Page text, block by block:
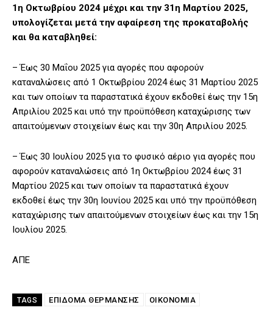
1η Οκτωβρίου 2024 μέχρι και την 31η Μαρτίου 2025,
υπολογίζεται μετά την αφαίρεση της προκαταβολής
και θα καταβληθεί:
– Έως 30 Μαΐου 2025 για αγορές που αφορούν
καταναλώσεις από 1 Οκτωβρίου 2024 έως 31 Μαρτίου 2025
και των οποίων τα παραστατικά έχουν εκδοθεί έως την 15η
Απριλίου 2025 και υπό την προϋπόθεση καταχώρισης των
απαιτούμενων στοιχείων έως και την 30η Απριλίου 2025.
– Έως 30 Ιουλίου 2025 για το φυσικό αέριο για αγορές που
αφορούν καταναλώσεις από 1η Οκτωβρίου 2024 έως 31
Μαρτίου 2025 και των οποίων τα παραστατικά έχουν
εκδοθεί έως την 30η Ιουνίου 2025 και υπό την προϋπόθεση
καταχώρισης των απαιτούμενων στοιχείων έως και την 15η
Ιουλίου 2025.
ΑΠΕ
TAGS ΕΠΊΔΟΜΑ ΘΈΡΜΑΝΣΗΣ ΟΙΚΟΝΟΜΙΑ